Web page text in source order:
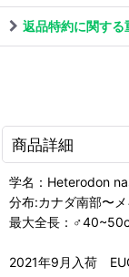
返品特約に関する
商品詳細
学名：Heterodon
分布:カナダ南部〜
最大全長：
2021年9月入荷